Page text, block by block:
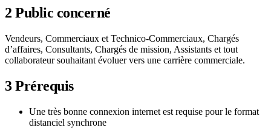
2 Public concerné
Vendeurs, Commerciaux et Technico-Commerciaux, Chargés
d’affaires, Consultants, Chargés de mission, Assistants et tout
collaborateur souhaitant évoluer vers une carrière commerciale.
3Prérequis
Une très bonne connexion internet est requise pour le format
distanciel synchrone